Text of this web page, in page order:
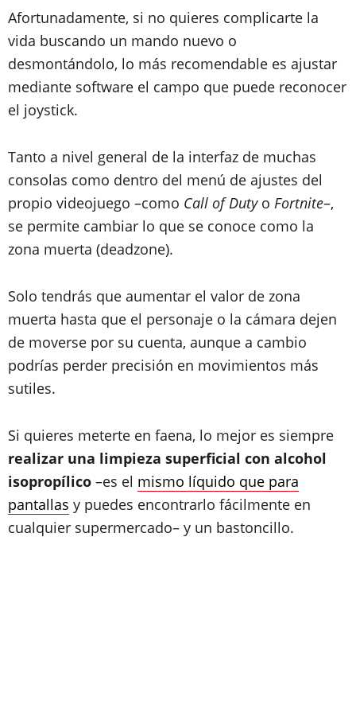
Afortunadamente, si no quieres complicarte la
vida buscando un mando nuevo o
desmontándolo, lo más recomendable es ajustar
mediante software el campo que puede reconocer
el joystick.
Tanto a nivel general de la interfaz de muchas
consolas como dentro del menú de ajustes del
propio videojuego –como Call of Dutyo Fortnite–,
se permite cambiar lo que se conoce como la
zona muerta (deadzone).
Solo tendrás que aumentar el valor de zona
muerta hasta que el personaje o la cámara dejen
de moverse por su cuenta, aunque a cambio
podrías perder precisión en movimientos más
sutiles.
Si quieres meterte en faena, lo mejor es siempre
realizar una limpieza superficial con alcohol
isopropílico –es el mismo líquido que para
pantallas y puedes encontrarlo fácilmente en
cualquier supermercado– y un bastoncillo.